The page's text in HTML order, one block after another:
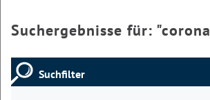
Suchergebnisse für: "corona
Suchfilter